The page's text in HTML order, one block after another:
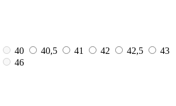
40 40,5 41 42 42,5
43
46